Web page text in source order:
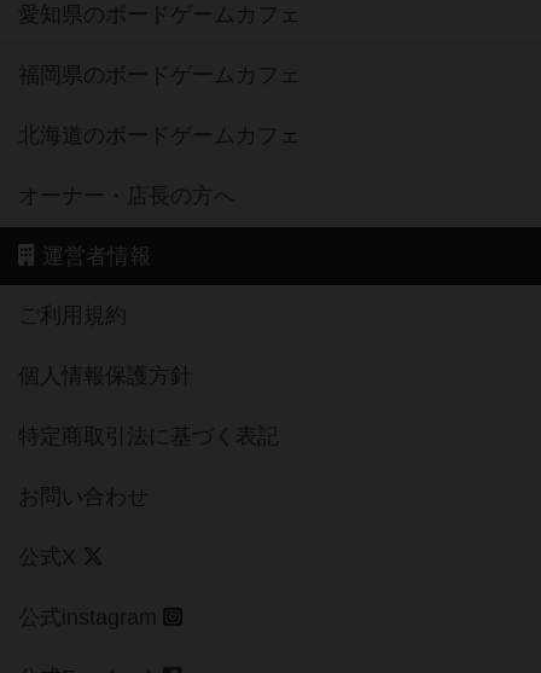
愛知県のボードゲームカフェ
福岡県のボードゲームカフェ
北海道のボードゲームカフェ
オーナー・店長の方へ
運営者情報
ご利用規約
個人情報保護方針
特定商取引法に基づく表記
お問い合わせ
公式X
公式instagram